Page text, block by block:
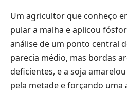
Um agricultor que conheço
pular a malha e aplicou
análise de um ponto central
parecia médio, mas bordas
deficientes, e a soja
pela metade e forçando uma